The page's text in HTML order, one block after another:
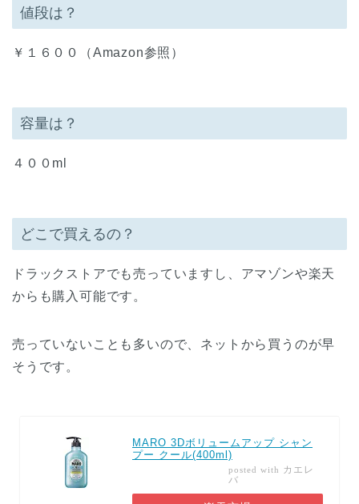
値段は？
￥１６００（Amazon参照）
容量は？
４００ml
どこで買えるの？
ドラックストアでも売っていますし、アマゾンや楽天
からも購入可能です。
売っていないことも多いので、ネットから買うのが早
そうです。
MARO 3Dボリュームアップ シャン
プー クール(400ml)
posted with カエレ
バ